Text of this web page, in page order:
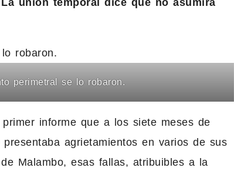
La unión temporal dice que no asumirá
perimetral se lo robaron.
informe que a los siete meses de
agrietamientos en varios de sus
Malambo, esas fallas, atribuibles a la